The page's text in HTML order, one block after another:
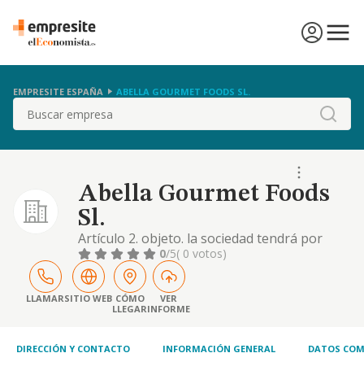
EMPRESITE ESPAÑA ABELLA GOURMET FOODS SL.
Buscar
Abella Gourmet Foods
Sl.
Artículo 2. objeto. la sociedad tendrá por
objeto las siguientes actividades: 1. comercio
al por mayor y al por menor de alimentos y
bebidas. su distribución comercial e
importación y exportación de los mismos
0/5( 0 votos)
LLAMARSITIO WEB CÓMO
LLEGAR
VER
INFORME
DIRECCIÓN Y CONTACTO INFORMACIÓN GENERAL DATOS